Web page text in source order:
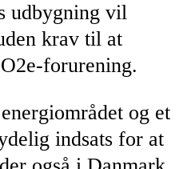
udbygning vil
krav til at
forurening.
og et
indsats for at